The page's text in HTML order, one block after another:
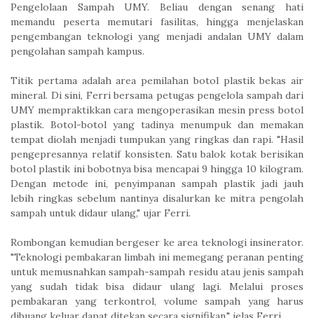
Pengelolaan Sampah UMY. Beliau dengan senang hati
memandu peserta memutari fasilitas, hingga menjelaskan
pengembangan teknologi yang menjadi andalan UMY dalam
pengolahan sampah kampus.
Titik pertama adalah area pemilahan botol plastik bekas air
mineral. Di sini, Ferri bersama petugas pengelola sampah dari
UMY mempraktikkan cara mengoperasikan mesin press botol
plastik. Botol-botol yang tadinya menumpuk dan memakan
tempat diolah menjadi tumpukan yang ringkas dan rapi. "Hasil
pengepresannya relatif konsisten. Satu balok kotak berisikan
botol plastik ini bobotnya bisa mencapai 9 hingga 10 kilogram.
Dengan metode ini, penyimpanan sampah plastik jadi jauh
lebih ringkas sebelum nantinya disalurkan ke mitra pengolah
sampah untuk didaur ulang," ujar Ferri.
Rombongan kemudian bergeser ke area teknologi insinerator.
"Teknologi pembakaran limbah ini memegang peranan penting
untuk memusnahkan sampah-sampah residu atau jenis sampah
yang sudah tidak bisa didaur ulang lagi. Melalui proses
pembakaran yang terkontrol, volume sampah yang harus